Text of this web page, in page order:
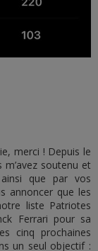
merci ! Depuis le
soutenu et
que par vos
annoncer que les
liste Patriotes
Ferrari pour sa
cinq prochaines
un seul objectif :